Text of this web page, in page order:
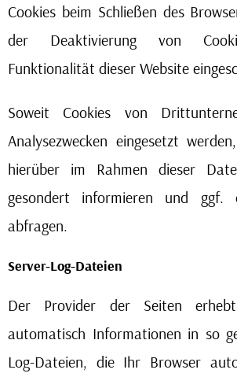
Cookies beim Schließen des
der Deaktivierung von
Funktionalität dieser Website
Soweit Cookies von
Analysezwecken eingesetzt
hierüber im Rahmen dieser
gesondert informieren und ggf.
abfragen.
Server-Log-Dateien
Der Provider der Seiten
automatisch Informationen in so
Log-Dateien, die Ihr Browser